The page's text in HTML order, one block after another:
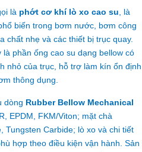
là phớt cơ khí lò xo cao su , là
biến trong bơm nước, bơm công
chất nhẹ và các thiết bị trục quay.
phần ống cao su dạng bellow có
nhỏ của trục, hỗ trợ làm kín ổn định
thông dụng.
dòng Rubber Bellow Mechanical
EPDM, FKM/Viton; mặt chà
Tungsten Carbide; lò xo và chi tiết
hợp theo điều kiện vận hành. Sản